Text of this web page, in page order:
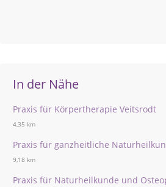
In der Nähe
Praxis für Körpertherapie Veitsrodt
4,35 km
Praxis für ganzheitliche
9,18 km
Praxis für Naturheilkunde und